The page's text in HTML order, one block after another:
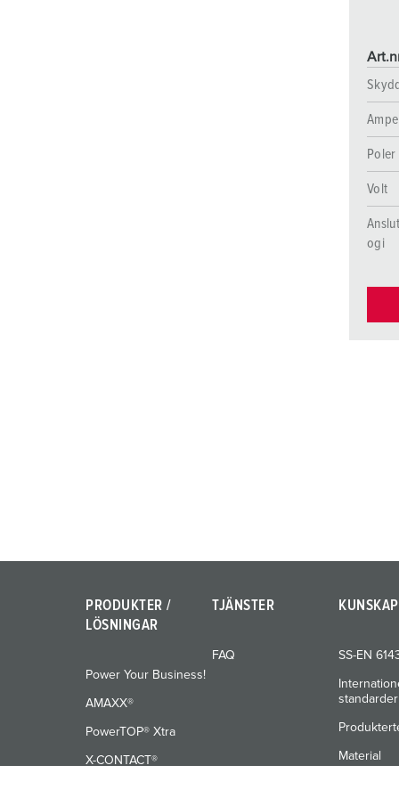
Poler
Volt
ogi
PRODUKTER /
LÖSNINGAR
Power Your Business!
AMAXX®
PowerTOP® Xtra
X-CONTACT®
TJÄNSTER
FAQ
KUNSKAP
SS-EN
standarder
Material